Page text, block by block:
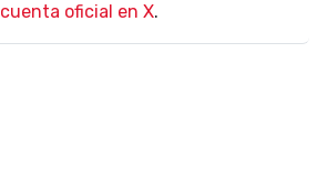
cuenta oficial en X.